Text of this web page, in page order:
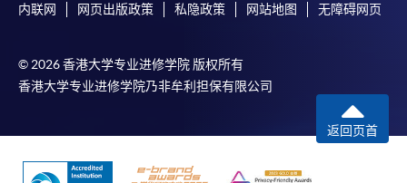
内联网 网页出版政策 私隐政策 网站地图 无障碍网页
© 2026 香港大学专业进修学院 版权所有
香港大学专业进修学院乃非牟利担保有限公司
返回页首